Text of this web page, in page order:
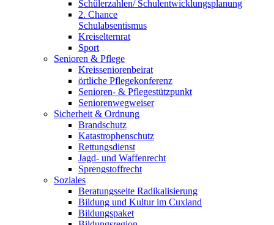
Schülerzahlen/ Schulentwicklungsplanung
2. Chance
Schulabsentismus
Kreiselternrat
Sport
Senioren & Pflege
Kreisseniorenbeirat
örtliche Pflegekonferenz
Senioren- & Pflegestützpunkt
Seniorenwegweiser
Sicherheit & Ordnung
Brandschutz
Katastrophenschutz
Rettungsdienst
Jagd- und Waffenrecht
Sprengstoffrecht
Soziales
Beratungsseite Radikalisierung
Bildung und Kultur im Cuxland
Bildungspaket